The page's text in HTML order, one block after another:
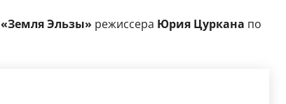
«Земля Эльзы» режиссера Юрия Цуркана по